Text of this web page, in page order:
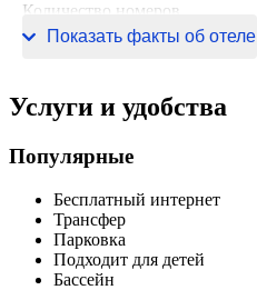
Количество номеров
49 номеров
Показать факты об отеле
Услуги и удобства
Популярные
Бесплатный интернет
Трансфер
Парковка
Подходит для детей
Бассейн